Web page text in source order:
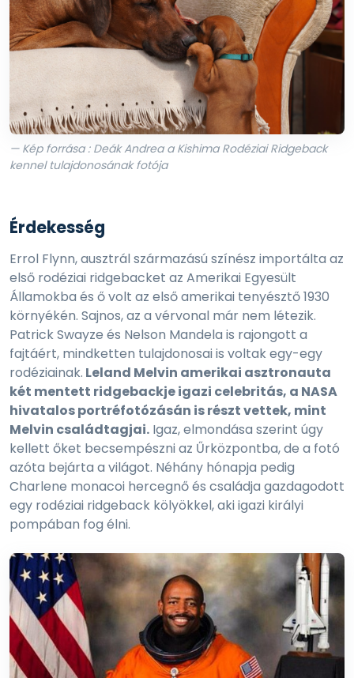
— Kép forrása : Deák Andrea a Kishima Rodéziai Ridgeback
kennel tulajdonosának fotója
Érdekesség
Errol Flynn, ausztrál származású színész importálta az
első rodéziai ridgebacket az Amerikai Egyesült
Államokba és ő volt az első amerikai tenyésztő 1930
környékén. Sajnos, az a vérvonal már nem létezik.
Patrick Swayze és Nelson Mandela is rajongott a
fajtáért, mindketten tulajdonosai is voltak egy-egy
rodéziainak. Leland Melvin amerikai asztronauta
két mentett ridgebackje igazi celebritás, a NASA
hivatalos portréfotózásán is részt vettek, mint
Melvin családtagjai. Igaz, elmondása szerint úgy
kellett őket becsempészni az Űrközpontba, de a fotó
azóta bejárta a világot. Néhány hónapja pedig
Charlene monacoi hercegnő és családja gazdagodott
egy rodéziai ridgeback kölyökkel, aki igazi királyi
pompában fog élni.